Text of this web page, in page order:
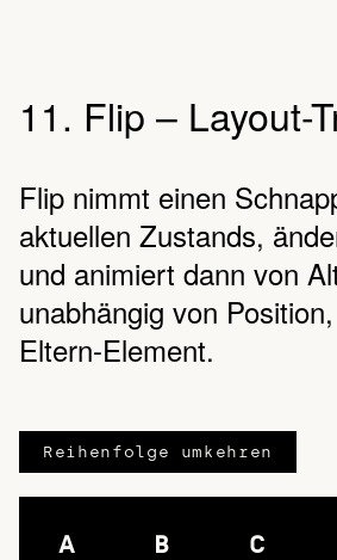
11. Flip – Layout-
Flip nimmt einen
aktuellen Zustands,
und animiert dann von
unabhängig von
Eltern-Element.
Reihenfolge umkehren
A B C